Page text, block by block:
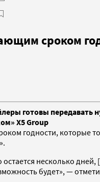
сроком
готовы
X5 Group
годности, которые
несколько
будет», —